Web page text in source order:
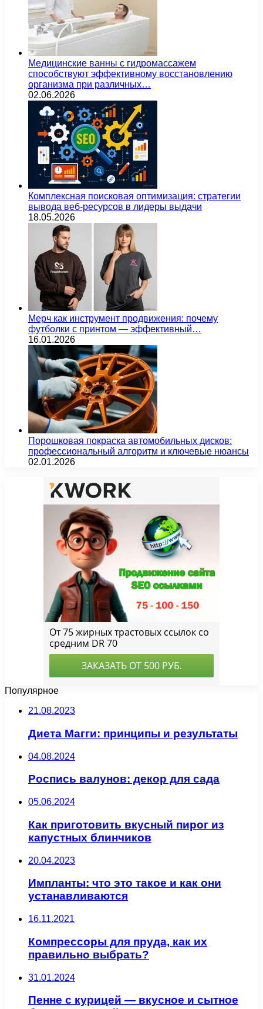
Медицинские ванны с гидромассажем
способствуют эффективному восстановлению
организма при различных…
02.06.2026
Комплексная поисковая оптимизация: стратегии
вывода веб-ресурсов в лидеры выдачи
18.05.2026
Мерч как инструмент продвижения: почему
футболки с принтом — эффективный…
16.01.2026
Порошковая покраска автомобильных дисков:
профессиональный алгоритм и ключевые нюансы
02.01.2026
Популярное
21.08.2023
Диета Магги: принципы и результаты
04.08.2024
Роспись валунов: декор для сада
05.06.2024
Как приготовить вкусный пирог из
капустных блинчиков
20.04.2023
Импланты: что это такое и как они
устанавливаются
16.11.2021
Компрессоры для пруда, как их
правильно выбрать?
31.01.2024
Пенне с курицей — вкусное и сытное